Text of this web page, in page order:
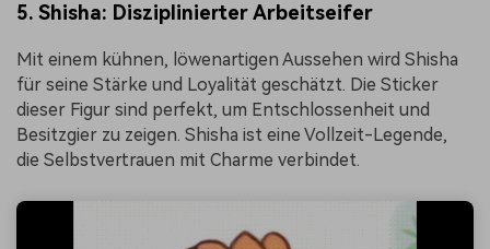
5. Shisha: Disziplinierter Arbeitseifer
Mit einem kühnen, löwenartigen Aussehen wird Shisha
für seine Stärke und Loyalität geschätzt. Die Sticker
dieser Figur sind perfekt, um Entschlossenheit und
Besitzgier zu zeigen. Shisha ist eine Vollzeit-Legende,
die Selbstvertrauen mit Charme verbindet.